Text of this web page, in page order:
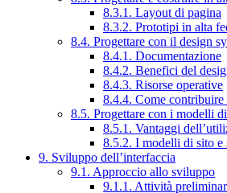
8.3.1. Layout di pagina
8.3.2. Prototipi in alta
8.4. Progettare con il design
8.4.1. Documentazione
8.4.2. Benefici del
8.4.3. Risorse operative
8.4.4. Come contribuire
8.5. Progettare con i modelli
8.5.1. Vantaggi
8.5.2. I modelli di sito
9. Sviluppo dell’interfaccia
9.1. Approccio allo sviluppo
9.1.1. Attività